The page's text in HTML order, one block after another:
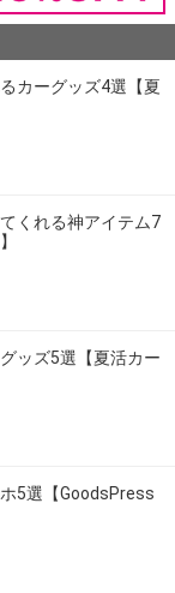
カーグッズ4選【夏
くれる神アイテム7
ッズ5選【夏活カー
5選【GoodsPress